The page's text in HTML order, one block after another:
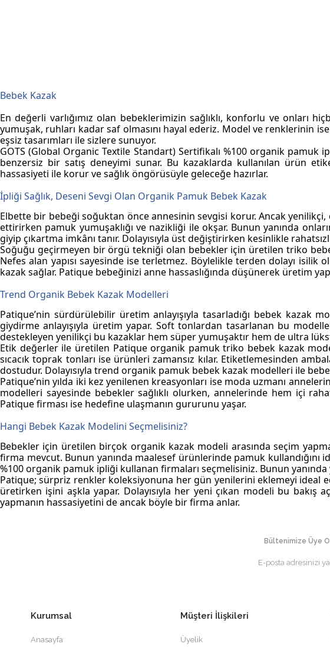
Bebek Kazak
En değerli varlığımız olan bebeklerimizin sağlıklı, konforlu ve onları
yumuşak, ruhları kadar saf olmasını hayal ederiz. Model ve renklerinin
eşsiz tasarımları ile sizlere sunuyor.
GOTS (Global Organic Textile Standart) Sertifikalı %100 organik pamuk
benzersiz bir satış deneyimi sunar. Bu kazaklarda kullanılan ürün
hassasiyeti ile korur ve sağlık öngörüsüyle geleceğe hazırlar.
İpliği Sağlık, Deseni Sevgi Olan Organik Pamuk Bebek Kazak
Elbette bir bebeği soğuktan önce annesinin sevgisi korur. Ancak yenilikçi,
ettirirken pamuk yumuşaklığı ve nazikliği ile okşar. Bunun yanında
giyip çıkartma imkânı tanır. Dolayısıyla üst değiştirirken kesinlikle
Soğuğu geçirmeyen bir örgü tekniği olan bebekler için üretilen triko
Nefes alan yapısı sayesinde ise terletmez. Böylelikle terden dolayı
kazak sağlar. Patique bebeğinizi anne hassaslığında düşünerek üretim
Trend Organik Bebek Kazak Modelleri
Patique’nin sürdürülebilir üretim anlayışıyla tasarladığı bebek kazak
giydirme anlayışıyla üretim yapar. Soft tonlardan tasarlanan bu
destekleyen yenilikçi bu kazaklar hem süper yumuşaktır hem de ultra
Etik değerler ile üretilen Patiqueorganik pamuk triko bebek kazak
sıcacık toprak tonları ise ürünleri zamansız kılar. Etiketlemesinden
dostudur. Dolayısıyla trend organik pamuk bebek kazak modelleri ile
Patique’nin yılda iki kez yenilenen kreasyonları ise moda uzmanı
modelleri sayesinde bebekler sağlıklı olurken, annelerinde hem içi
Patique firması ise hedefine ulaşmanın gururunu yaşar.
Hangi Bebek Kazak Modelini Seçmelisiniz?
Bebekler için üretilen birçok organik kazak modeli arasında seçim
firma mevcut. Bunun yanında maalesef ürünlerinde pamuk
%100 organik pamuk ipliği kullanan firmaları seçmelisiniz. Bunun
Patique; sürpriz renkler koleksiyonuna her gün yenilerini eklemeyi ideal
üretirken işini aşkla yapar. Dolayısıyla her yeni çıkan modeli bu bakış
yapmanın hassasiyetini de ancak böyle bir firma anlar.
Bültenimize Üye
Kurumsal
Anasayfa
Müşteri İlişkileri
Üyelik